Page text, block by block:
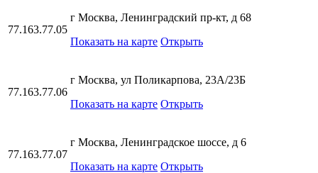
77.163.77.05
г Москва, Ленинградский пр-кт, д 68
Показать на карте Открыть
77.163.77.06
г Москва, ул Поликарпова, 23А/23Б
Показать на карте Открыть
77.163.77.07
г Москва, Ленинградское шоссе, д 6
Показать на карте Открыть